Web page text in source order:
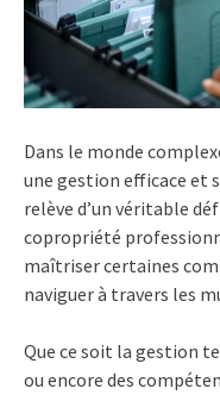
Dans le monde
une gestion efficace et
relève d’un véritable
copropriété
maîtriser certaines
naviguer à travers les
Que ce soit la gestion
ou encore des